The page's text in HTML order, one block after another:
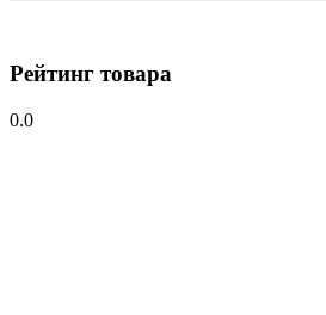
Рейтинг товара
0.0